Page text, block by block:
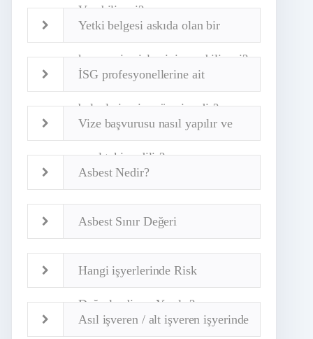
Verebilir mi?
Yetki belgesi askıda olan bir
kurum vize işlemini yapabilir mi?
İSG profesyonellerine ait
belgelerin vize süresi nedir?
Vize başvurusu nasıl yapılır ve
nasıl takip edilir?
Asbest Nedir?
Asbest Sınır Değeri
Hangi işyerlerinde Risk
Değerlendirme Yapılır?
Asıl işveren / alt işveren işyerinde